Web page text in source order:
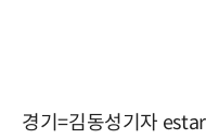
경기=김동성기자